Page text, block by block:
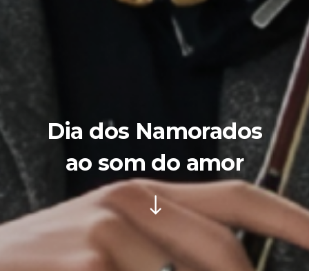
Dia dos Namorados
ao som do amor